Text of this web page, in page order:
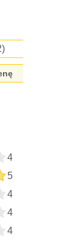
)
4
5
4
4
4